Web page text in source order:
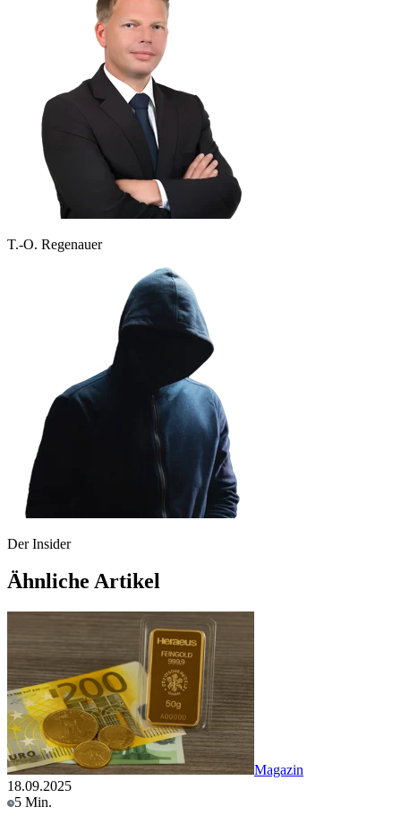
T.-O. Regenauer
Der Insider
Ähnliche Artikel
Magazin
18.09.2025
5 Min.